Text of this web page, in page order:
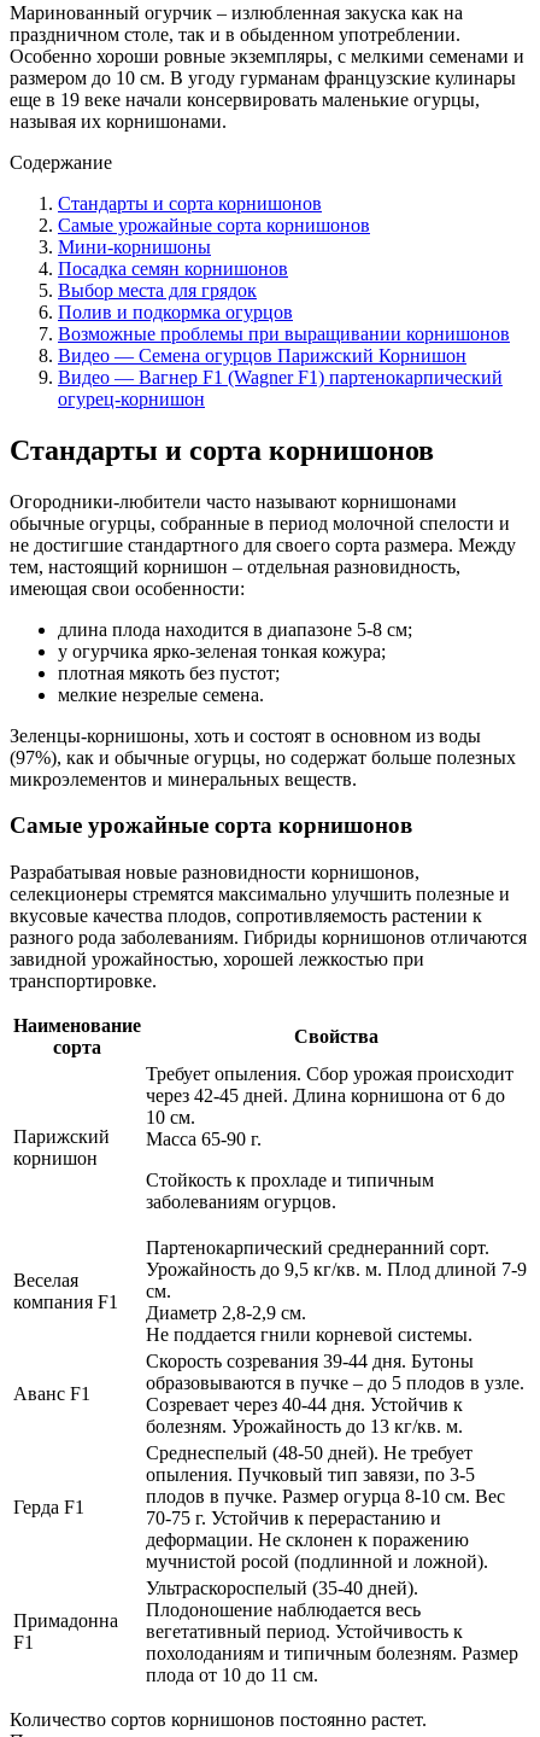
Маринованный огурчик – излюбленная закуска как на
праздничном столе, так и в обыденном употреблении.
Особенно хороши ровные экземпляры, с мелкими семенами и
размером до 10 см. В угоду гурманам французские кулинары
еще в 19 веке начали консервировать маленькие огурцы,
называя их корнишонами.
Содержание
Стандарты и сорта корнишонов
Самые урожайные сорта корнишонов
Мини-корнишоны
Посадка семян корнишонов
Выбор места для грядок
Полив и подкормка огурцов
Возможные проблемы при выращивании корнишонов
Видео — Семена огурцов Парижский Корнишон
Видео — Вагнер F1 (Wagner F1) партенокарпический
огурец-корнишон
Стандарты и сорта корнишонов
Огородники-любители часто называют корнишонами
обычные огурцы, собранные в период молочной спелости и
не достигшие стандартного для своего сорта размера. Между
тем, настоящий корнишон – отдельная разновидность,
имеющая свои особенности:
длина плода находится в диапазоне 5-8 см;
у огурчика ярко-зеленая тонкая кожура;
плотная мякоть без пустот;
мелкие незрелые семена.
Зеленцы-корнишоны, хоть и состоят в основном из воды
(97%), как и обычные огурцы, но содержат больше полезных
микроэлементов и минеральных веществ.
Самые урожайные сорта корнишонов
Разрабатывая новые разновидности корнишонов,
селекционеры стремятся максимально улучшить полезные и
вкусовые качества плодов, сопротивляемость растении к
разного рода заболеваниям. Гибриды корнишонов отличаются
завидной урожайностью, хорошей лежкостью при
транспортировке.
Наименование
сорта
Свойства
Парижский
корнишон
Требует опыления. Сбор урожая происходит
через 42-45 дней. Длина корнишона от 6 до
10 см.
Масса 65-90 г.
Стойкость к прохладе и типичным
заболеваниям огурцов.
Веселая
компания F1
Партенокарпический среднеранний сорт.
Урожайность до 9,5 кг/кв. м. Плод длиной 7-9
см.
Диаметр 2,8-2,9 см.
Не поддается гнили корневой системы.
Аванс F1
Скорость созревания 39-44 дня. Бутоны
образовываются в пучке – до 5 плодов в узле.
Созревает через 40-44 дня. Устойчив к
болезням. Урожайность до 13 кг/кв. м.
Герда F1
Среднеспелый (48-50 дней). Не требует
опыления. Пучковый тип завязи, по 3-5
плодов в пучке. Размер огурца 8-10 см. Вес
70-75 г. Устойчив к перерастанию и
деформации. Не склонен к поражению
мучнистой росой (подлинной и ложной).
Примадонна
F1
Ультраскороспелый (35-40 дней).
Плодоношение наблюдается весь
вегетативный период. Устойчивость к
похолоданиям и типичным болезням. Размер
плода от 10 до 11 см.
Количество сортов корнишонов постоянно растет.